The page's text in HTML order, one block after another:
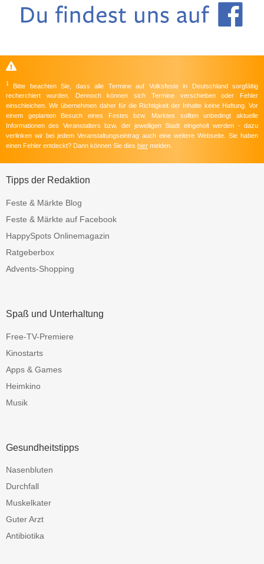
1
Bitte beachten Sie, dass alle Termine auf Volksfeste in Deutschland sorgfältig
recherchiert wurden. Dennoch können sich Termine verschieben oder Fehler
einschleichen. Wir übernehmen daher für die Richtigkeit der Inhalte keine Haftung. Vor
einem geplanten Besuch eines Festes bzw. Marktes sollten unbedingt aktuelle
Informationen des Veranstalters bzw. der jeweiligen Stadt eingeholt werden - dazu
verlinken wir bei jedem Veranstaltungseintrag auch eine weitere Webseite. Sie haben
einen Fehler entdeckt? Dann können Sie dies hier melden.
Tipps der Redaktion
Feste & Märkte Blog
Feste & Märkte auf Facebook
HappySpots Onlinemagazin
Ratgeberbox
Advents-Shopping
Spaß und Unterhaltung
Free-TV-Premiere
Kinostarts
Apps & Games
Heimkino
Musik
Gesundheitstipps
Nasenbluten
Durchfall
Muskelkater
Guter Arzt
Antibiotika